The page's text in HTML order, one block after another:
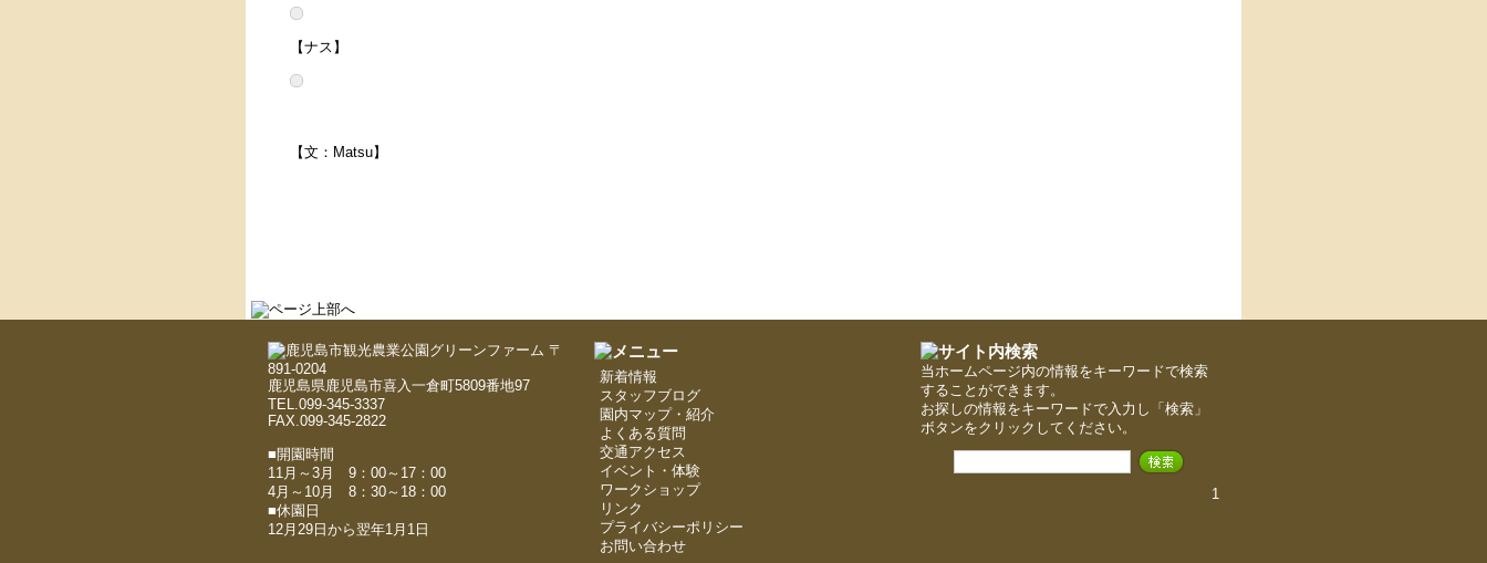
【ナス】
【文：Matsu】
〒
891-0204
鹿児島県鹿児島市喜入一倉町5809番地97
TEL.099-345-3337
FAX.099-345-2822
■開園時間
11月～3月 9：00～17：00
4月～10月 8：30～18：00
■休園日
12月29日から翌年1月1日
新着情報
スタッフブログ
園内マップ・紹介
よくある質問
交通アクセス
イベント・体験
ワークショップ
リンク
プライバシーポリシー
お問い合わせ
当ホームページ内の情報をキーワードで検索
することができます。
お探しの情報をキーワードで入力し「検索」
ボタンをクリックしてください。
1